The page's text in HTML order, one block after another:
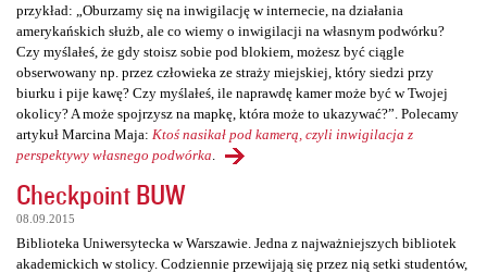
przykład: „Oburzamy się na inwigilację w internecie, na działania
amerykańskich służb, ale co wiemy o inwigilacji na własnym podwórku?
Czy myślałeś, że gdy stoisz sobie pod blokiem, możesz być ciągle
obserwowany np. przez człowieka ze straży miejskiej, który siedzi przy
biurku i pije kawę? Czy myślałeś, ile naprawdę kamer może być w Twojej
okolicy? A może spojrzysz na mapkę, która może to ukazywać?”. Polecamy
artykuł Marcina Maja: Ktoś nasikał pod kamerą, czyli inwigilacja z
perspektywy własnego podwórka
Checkpoint BUW
08.09.2015
Biblioteka Uniwersytecka w Warszawie. Jedna z najważniejszych bibliotek
akademickich w stolicy. Codziennie przewijają się przez nią setki studentów,